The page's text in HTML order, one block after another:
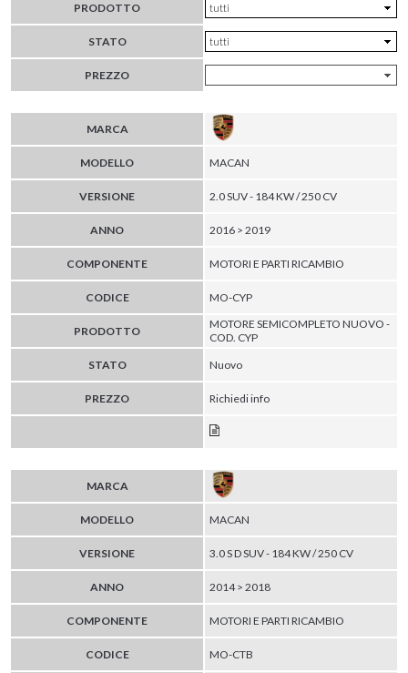
PRODOTTO
STATO
PREZZO
MARCA
MODELLO MACAN
VERSIONE 2.0 SUV - 184 KW / 250 CV
ANNO 2016 > 2019
COMPONENTE MOTORI E PARTI RICAMBIO
CODICE MO-CYP
PRODOTTO
MOTORE SEMICOMPLETO NUOVO -
COD. CYP
STATO
Nuovo
PREZZO Richiedi info
MARCA
MODELLO MACAN
VERSIONE 3.0 S D SUV - 184 KW / 250 CV
ANNO 2014 > 2018
COMPONENTE MOTORI E PARTI RICAMBIO
CODICE MO-CTB